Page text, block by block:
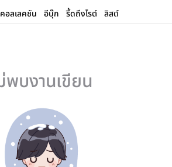
คอลเลคชัน อีบุ๊ก รี้ดถึงไรต์ ลิสต์
พบงานเขียน